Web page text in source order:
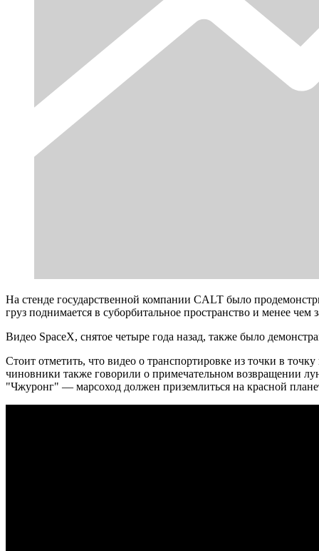
На стенде государственной компании CALT было
груз поднимается в суборбитальное пространство и менее чем
Видео SpaceX, снятое четыре года назад, также было
Стоит отметить, что видео о транспортировке из точки в
чиновники также говорили о примечательном возвращении
"Чжуронг" — марсоход должен приземлиться на красной